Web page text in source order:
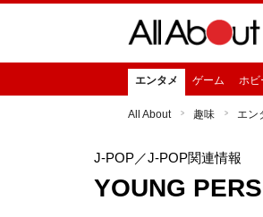
エンタメ ゲーム ホビ
All About 趣味 エン
J-POP／J-POP関連情報
YOUNG